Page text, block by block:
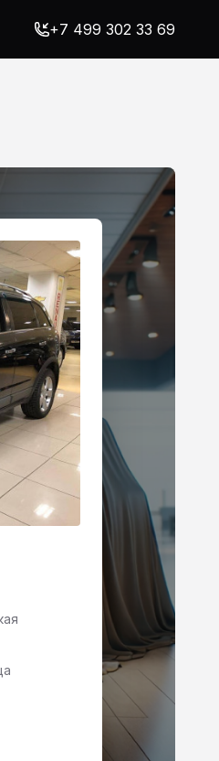
+7 499 302 33 69